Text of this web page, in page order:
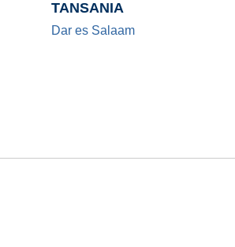
TANSANIA
Dar es Salaam